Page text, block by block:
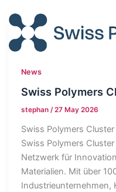
News
Swiss Polymers
stephan/27 May 2026
Swiss Polymers
Swiss Polymers
Netzwerk für
Materialien. Mit über
Industrieunternehmen,